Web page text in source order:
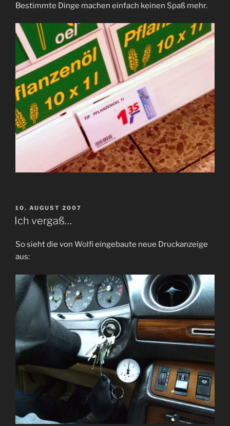
Bestimmte Dinge machen einfach keinen Spaß mehr.
VERÖFFENTLICHT
AM
10. AUGUST 2007
Ich vergaß…
So sieht die von Wolfi eingebaute neue Druckanzeige
aus: